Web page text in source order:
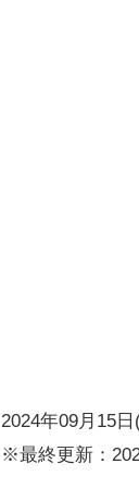
2024年09月15
※最終更新：